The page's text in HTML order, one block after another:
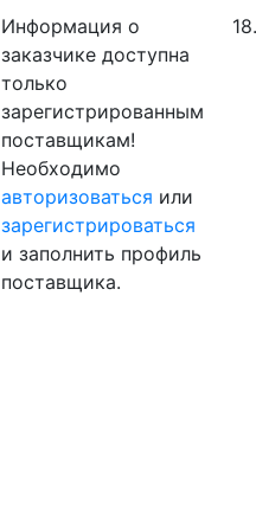
Информация о
заказчике доступна
только
зарегистрированным
поставщикам!
Необходимо
авторизоваться или
зарегистрироваться
и заполнить профиль
поставщика.